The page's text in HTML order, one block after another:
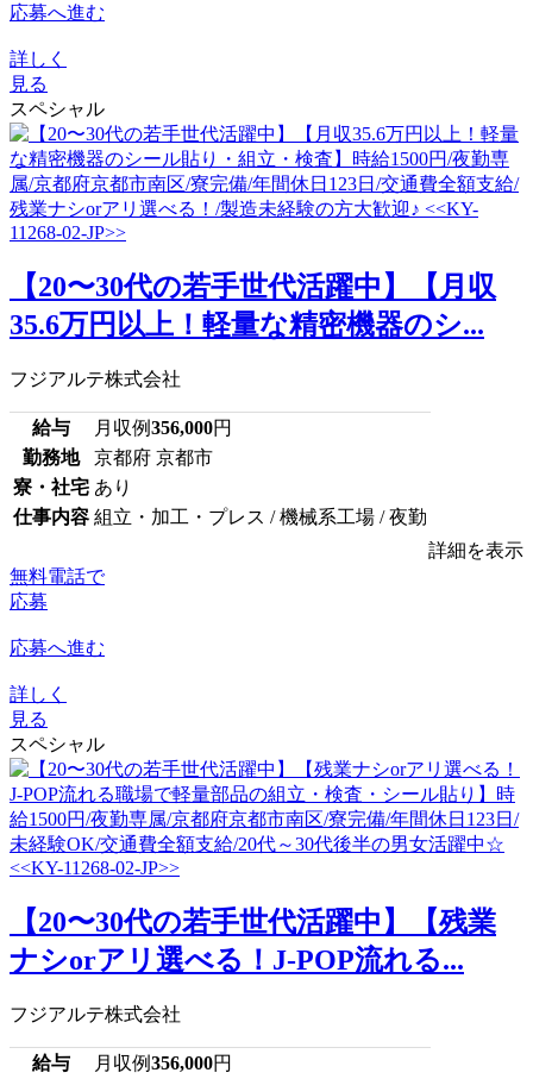
応募へ進む
詳しく
見る
スペシャル
【20〜30代の若手世代活躍中】【月収
35.6万円以上！軽量な精密機器のシ...
フジアルテ株式会社
給与 月収例356,000円
勤務地
京都府 京都市
寮・社宅 あり
仕事内容 組立・加工・プレス / 機械系工場 / 夜勤
詳細を表示
無料電話で
応募
応募へ進む
詳しく
見る
スペシャル
【20〜30代の若手世代活躍中】【残業
ナシorアリ選べる！J-POP流れる...
フジアルテ株式会社
給与 月収例356,000円